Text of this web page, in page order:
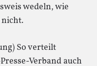
wedeln, wie
So verteilt
Verband auch